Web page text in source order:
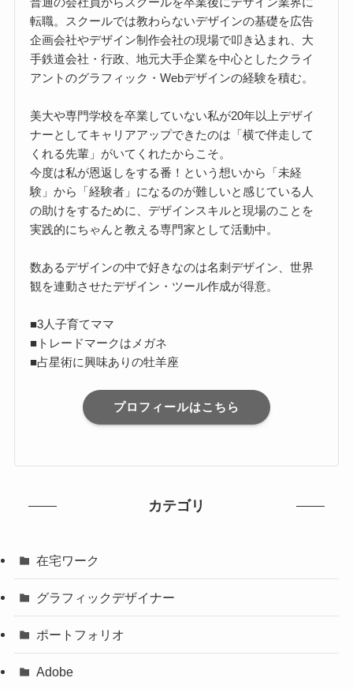
転職。スクールでは教わらないデザインの基礎を広告
企画会社やデザイン制作会社の現場で叩き込まれ、大
手鉄道会社・行政、地元大手企業を中心としたクライ
アントのグラフィック・Webデザインの経験を積む。
美大や専門学校を卒業していない私が20年以上デザイ
ナーとしてキャリアアップできたのは「横で伴走して
くれる先輩」がいてくれたからこそ。
今度は私が恩返しをする番！という想いから「未経
験」から「経験者」になるのが難しいと感じている人
の助けをするために、デザインスキルと現場のことを
実践的にちゃんと教える専門家として活動中。
数あるデザインの中で好きなのは名刺デザイン、世界
観を連動させたデザイン・ツール作成が得意。
■3人子育てママ
■トレードマークはメガネ
■占星術に興味ありの牡羊座
プロフィールはこちら
カテゴリ
在宅ワーク
グラフィックデザイナー
ポートフォリオ
Adobe